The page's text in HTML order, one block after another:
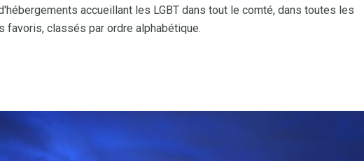
accueillant les LGBT dans tout le comté, dans toutes les
favoris, classés par ordre alphabétique.